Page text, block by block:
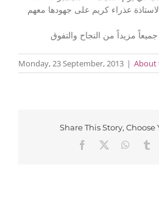
عذراء كريم على جهودها معهم
مزيداً من النجاح والتفوق
Monday, 23 September, 2013 | About
Share This Story,
Facebook